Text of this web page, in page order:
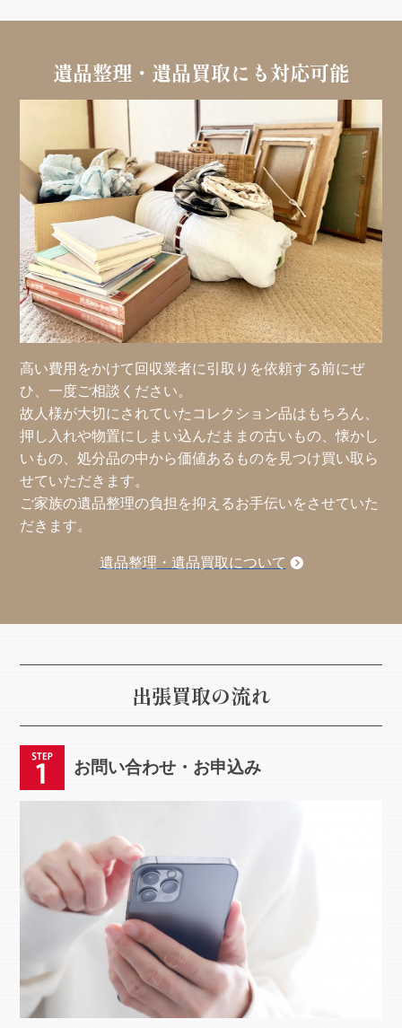
遺品整理・遺品買取にも対応可能
高い費用をかけて回収業者に引取りを依頼する前にぜ
ひ、一度ご相談ください。
故人様が大切にされていたコレクション品はもちろん、
押し入れや物置にしまい込んだままの古いもの、懐かし
いもの、処分品の中から価値あるものを見つけ買い取ら
せていただきます。
ご家族の遺品整理の負担を抑えるお手伝いをさせていた
だきます。
遺品整理・遺品買取について
出張買取の流れ
お問い合わせ・お申込み